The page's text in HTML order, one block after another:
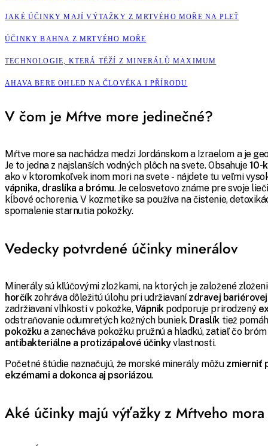
JAKÉ ÚČINKY MAJÍ VÝTAŽKY Z MRTVÉHO MOŘE NA PLEŤ
ÚČINKY BAHNA Z MRTVÉHO MOŘE
TECHNOLOGIE, KTERÁ TĚŽÍ Z MINERÁLŮ MAXIMUM
AHAVA BERE OHLED NA ČLOVĚKA I PŘÍRODU
V čom je Mŕtve more jedinečné?
Mŕtve more sa nachádza medzi Jordánskom a Izraelom a je
Je to jedna z najslanších vodných plôch na svete. Obsahuje10-
ako v ktoromkoľvek inom mori na svete - nájdete tu veľmi
vápnika, draslíka a brómu. Je celosvetovo známe pre svoje
kĺbové ochorenia.V kozmetike sa používa na čistenie,
spomalenie starnutia pokožky.
Vedecky potvrdené účinky minerálov
Minerály sú kľúčovými zložkami, na ktorých je založené
horčík zohráva dôležitú úlohu pri udržiavanízdravej
zadržiavaní vlhkosti v pokožke,Vápnik podporuje prirodzený
odstraňovanie odumretých kožných buniek. Draslík tiež
pokožku a zanecháva pokožku pružnú a hladkú, zatiaľ čo
antibakteriálne a protizápalové účinkyvlastnosti.
Početné štúdie naznačujú, že morské minerály môžu zmierniť
ekzémami a dokonca aj psoriázou.
Aké účinky majú výťažky z Mŕtveho